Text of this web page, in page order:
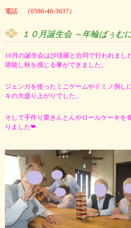
電話 （0586-46-3637）
１０月誕生会 ～年輪ばぅむ
10月の誕生会は沙瑳羅と合同で行われまし
堪能し秋を感じる事ができました。
ジェンガを使ったミニゲームやドミノ倒し
キの大盛り上がりでした。
そして手作り栗きんとんやロールケーキを
りました❤